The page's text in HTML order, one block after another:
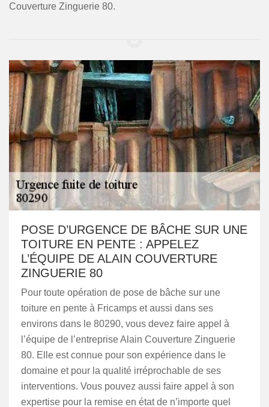
Couverture Zinguerie 80.
POSE D’URGENCE DE BÂCHE SUR UNE
TOITURE EN PENTE : APPELEZ
L’ÉQUIPE DE ALAIN COUVERTURE
ZINGUERIE 80
Pour toute opération de pose de bâche sur une
toiture en pente à Fricamps et aussi dans ses
environs dans le 80290, vous devez faire appel à
l’équipe de l’entreprise Alain Couverture Zinguerie
80. Elle est connue pour son expérience dans le
domaine et pour la qualité irréprochable de ses
interventions. Vous pouvez aussi faire appel à son
expertise pour la remise en état de n’importe quel